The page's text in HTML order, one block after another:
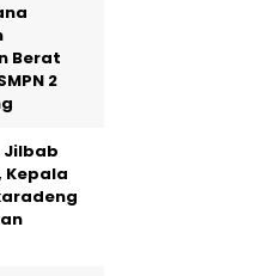
Berat
2
Jilbab
Kepala